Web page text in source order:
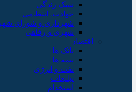
سبک زندگی
حوادث، انتظامی
شهرداری و شورای شهر
شهری و رفاهی
اقتصاد
بانک ها
بیمه ها
نفت و انرژی
تبلیغات
استخدام